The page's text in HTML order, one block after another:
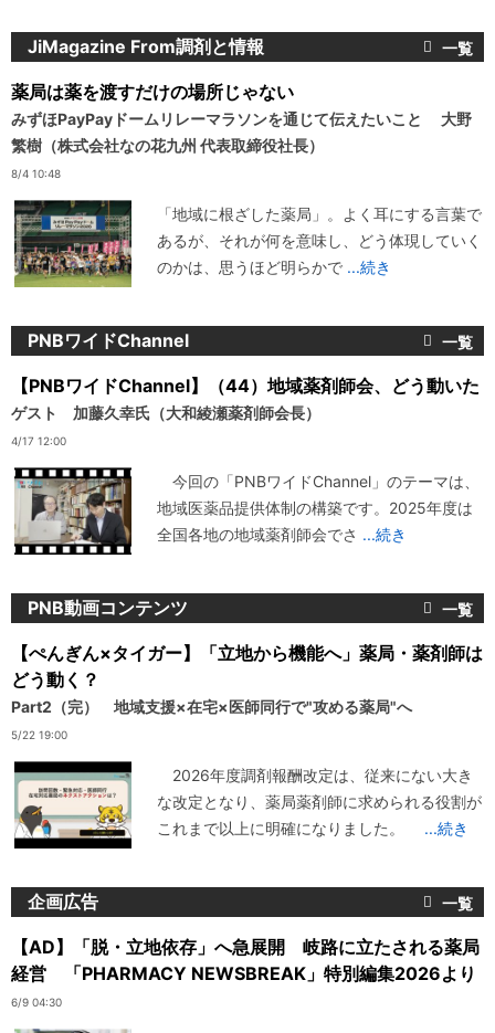
JiMagazine From調剤と情報
薬局は薬を渡すだけの場所じゃない
みずほPayPayドームリレーマラソンを通じて伝えたいこと 大野
繁樹（株式会社なの花九州 代表取締役社長）
8/4 10:48
「地域に根ざした薬局」。よく耳にする言葉で
あるが、それが何を意味し、どう体現していく
のかは、思うほど明らかで ...続き
PNBワイドChannel
【PNBワイドChannel】（44）地域薬剤師会、どう動いた
ゲスト 加藤久幸氏（大和綾瀬薬剤師会長）
4/17 12:00
今回の「PNBワイドChannel」のテーマは、
地域医薬品提供体制の構築です。2025年度は
全国各地の地域薬剤師会でさ ...続き
PNB動画コンテンツ
【ぺんぎん×タイガー】「立地から機能へ」薬局・薬剤師は
どう動く？
Part2（完） 地域支援×在宅×医師同行で"攻める薬局"へ
5/22 19:00
2026年度調剤報酬改定は、従来にない大き
な改定となり、薬局薬剤師に求められる役割が
これまで以上に明確になりました。
...続き
企画広告
【AD】「脱・立地依存」へ急展開 岐路に立たされる薬局
経営 「PHARMACY NEWSBREAK」特別編集2026より
6/9 04:30